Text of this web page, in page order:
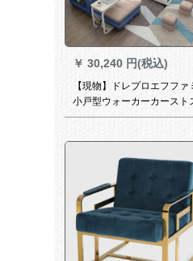
￥ 30,240 円(税込)
【現物】ドレプロエフファ
小戸型ウォーカーカースト
ト現代簡単簡単簡単なソフ
【進級版】